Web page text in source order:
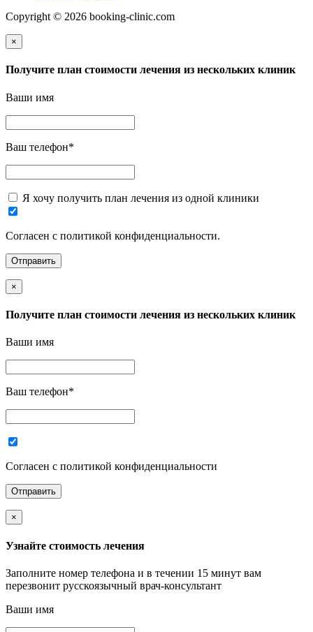
Copyright © 2026 booking-clinic.com
×
Получите план стоимости лечения из нескольких клиник
Ваши имя
Ваш телефон*
Я хочу получить план лечения из одной клиники
Согласен с политикой конфиденциальности.
×
Получите план стоимости лечения из нескольких клиник
Ваши имя
Ваш телефон*
Согласен с политикой конфиденциальности
×
Узнайте стоимость лечения
Заполните номер телефона и в течении 15 минут вам
перезвонит русскоязычный врач-консультант
Ваши имя